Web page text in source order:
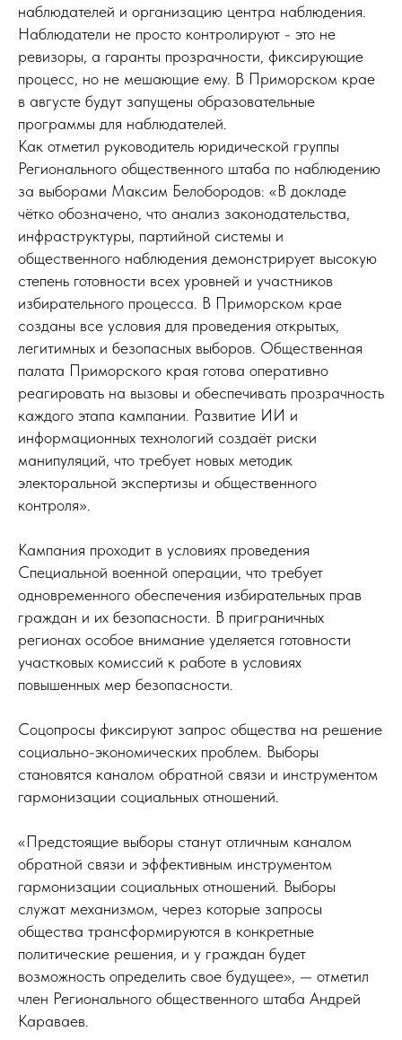
наблюдателей и организацию центра наблюдения.
Наблюдатели не просто контролируют - это не
ревизоры, а гаранты прозрачности, фиксирующие
процесс, но не мешающие ему. В Приморском крае
в августе будут запущены образовательные
программы для наблюдателей.
Как отметил руководитель юридической группы
Регионального общественного штаба по наблюдению
за выборами Максим Белобородов: «В докладе
чётко обозначено, что анализ законодательства,
инфраструктуры, партийной системы и
общественного наблюдения демонстрирует высокую
степень готовности всех уровней и участников
избирательного процесса. В Приморском крае
созданы все условия для проведения открытых,
легитимных и безопасных выборов. Общественная
палата Приморского края готова оперативно
реагировать на вызовы и обеспечивать прозрачность
каждого этапа кампании. Развитие ИИ и
информационных технологий создаёт риски
манипуляций, что требует новых методик
электоральной экспертизы и общественного
контроля».
Кампания проходит в условиях проведения
Специальной военной операции, что требует
одновременного обеспечения избирательных прав
граждан и их безопасности. В приграничных
регионах особое внимание уделяется готовности
участковых комиссий к работе в условиях
повышенных мер безопасности.
Соцопросы фиксируют запрос общества на решение
социально-экономических проблем. Выборы
становятся каналом обратной связи и инструментом
гармонизации социальных отношений.
«Предстоящие выборы станут отличным каналом
обратной связи и эффективным инструментом
гармонизации социальных отношений. Выборы
служат механизмом, через которые запросы
общества трансформируются в конкретные
политические решения, и у граждан будет
возможность определить свое будущее», — отметил
член Регионального общественного штаба Андрей
Караваев.